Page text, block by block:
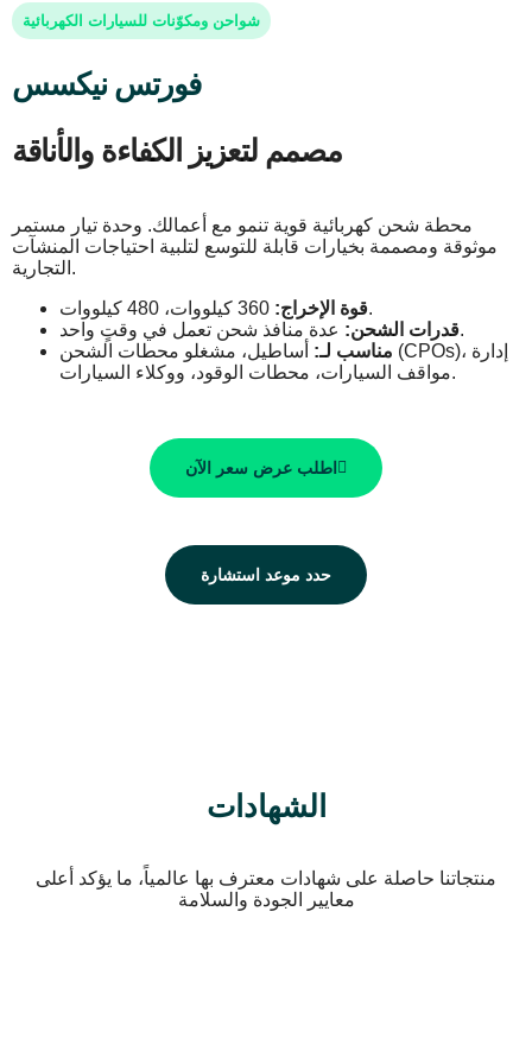
شواحن ومكوّنات للسيارات الكهربائية
فورتس نيكسس
مصمم لتعزيز الكفاءة والأناقة
محطة شحن كهربائية قوية تنمو مع أعمالك. وحدة تيار مستمر
موثوقة ومصممة بخيارات قابلة للتوسع لتلبية احتياجات المنشآت
التجارية.
قوة الإخراج:360 كيلووات، 480 كيلووات.
قدرات الشحن:عدة منافذ شحن تعمل في وقتٍ واحد.
مناسب لـ: أساطيل، مشغلو محطات الشحن (CPOs)، إدارة
مواقف السيارات، محطات الوقود، ووكلاء السيارات.
اطلب عرض سعر الآن
حدد موعد استشارة
الشهادات
منتجاتنا حاصلة على شهادات معترف بها عالمياً، ما يؤكد أعلى
معايير الجودة والسلامة